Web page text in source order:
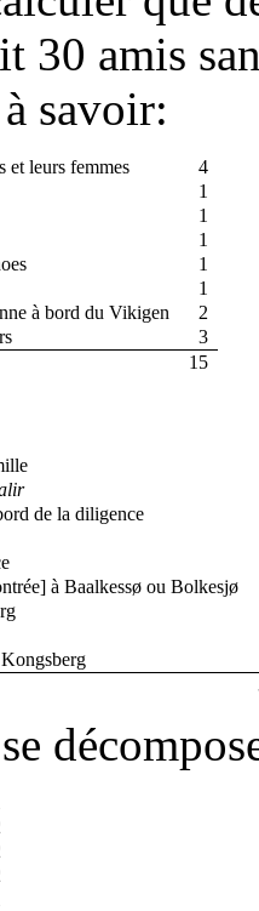
30 amis
savoir:
et leurs femmes
4
1
1
1
1
1
à bord du Vikigen
2
3
15
de la diligence
à Baalkessø ou Bolkesjø